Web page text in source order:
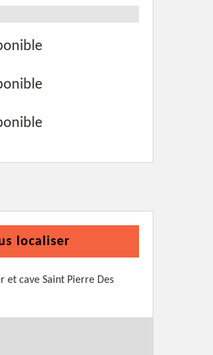
localiser
et cave Saint Pierre Des